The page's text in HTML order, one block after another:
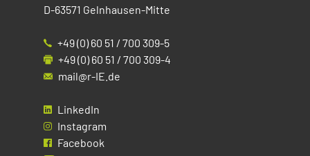
D-63571 Gelnhausen-Mitte
+49 (0) 60 51 / 700 309-5
+49 (0) 60 51 / 700 309-4
mail@r-IE.de
LinkedIn
Instagram
Facebook